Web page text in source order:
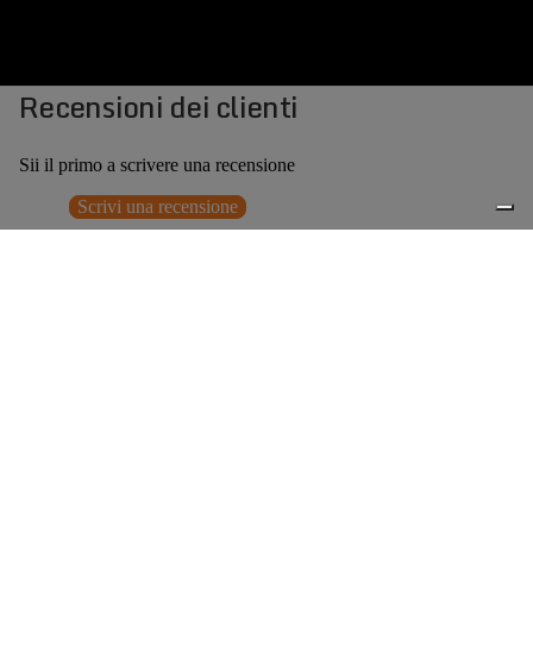
Recensioni dei clienti
Sii il primo a scrivere una recensione
Scrivi una recensione